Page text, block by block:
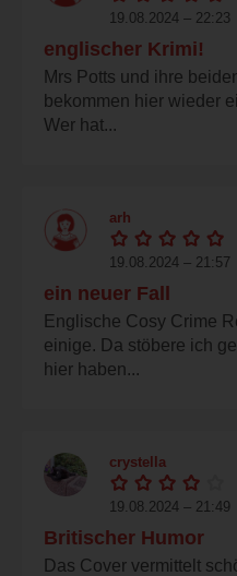
19.08.2024 – 22:23
englischer Krimi!
Mrs Potts und ihre
bekommen hier wieder
Wer hat...
arh
19.08.2024 – 21:57
ein neuer Fall
Englische Cosy Crime
einige. Da stöbere ich
hier haben...
crystella
19.08.2024 – 21:49
Britischer Humor
Das Cover vermittelt